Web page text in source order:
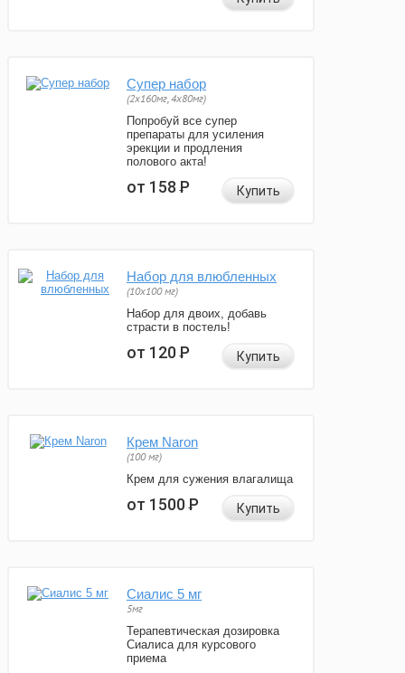
Супер набор
(2х160мг, 4х80мг)
Попробуй все супер
препараты для усиления
эрекции и продления
полового акта!
от 158Р Купить
Набор для влюбленных
(10х100 мг)
Набор для двоих, добавь
страсти в постель!
от 120Р Купить
Крем Naron
(100 мг)
Крем для сужения влагалища
от 1500Р Купить
Сиалис 5 мг
5мг
Терапевтическая дозировка
Сиалиса для курсового
приема